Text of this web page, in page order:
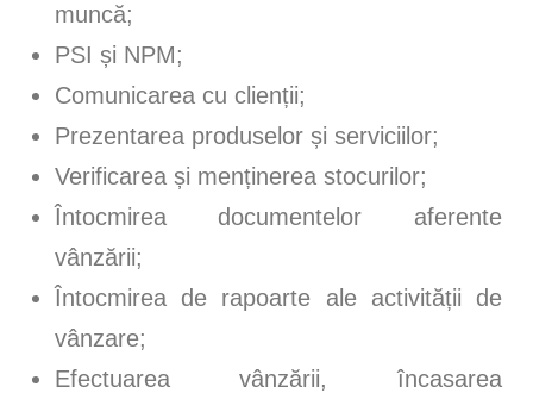
muncă;
PSI și NPM;
Comunicarea cu clienții;
Prezentarea produselor și serviciilor;
Verificarea și menținerea stocurilor;
Întocmirea documentelor aferente
vânzării;
Întocmirea de rapoarte ale activității de
vânzare;
Efectuarea vânzării, încasarea